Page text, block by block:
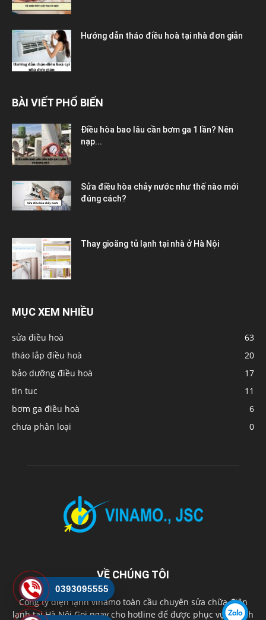
Hướng dẫn tháo điều hoà tại nhà đơn giản
BÀI VIẾT PHỔ BIẾN
Điều hòa bao lâu cần bơm ga 1 lần? Nên
nạp...
Sửa điều hòa chảy nước như thế nào mới
đúng cách?
Thay gioăng tủ lạnh tại nhà ở Hà Nội
MỤC XEM NHIỀU
sửa điều hoà
63
tháo lắp điều hoà
20
bảo dưỡng điều hoà
17
tin tuc
11
bơm ga điều hoà
6
chưa phân loại
0
VỀ CHÚNG TÔI
Công ty điện lạnh vinamo toàn cầu chuyên sửa chữa điện
lạnh tại Hà Nội Gọi ngay cho hotline để được phục vụ nhanh
0393095555